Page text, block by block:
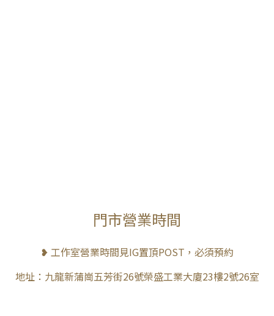
門市營業時間
❥ 工作室營業時間見IG置頂POST，必須預約
地址：九龍新蒲崗五芳街26號榮盛工業大廈23樓2號26室